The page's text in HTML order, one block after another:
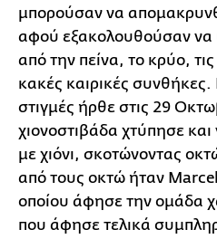
μπορούσαν να
αφού εξακολουθούσαν να
από την πείνα, το κρύο, τις
κακές καιρικές συνθήκες.
στιγμές ήρθε στις 29
χιονοστιβάδα χτύπησε
με χιόνι, σκοτώνοντας
από τους οκτώ ήταν
οποίου άφησε την ομάδα
που άφησε τελικά